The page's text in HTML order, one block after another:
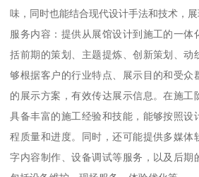
味，同时也能结合现代设计手法和技术，展
服务内容：提供从展馆设计到施工的一体
括前期的策划、主题提炼、创新策划、动
够根据客户的行业特点、展示目的和受众
的展示方案，有效传达展示信息。在施工
具备丰富的施工经验和技能，能够按照设
程质量和进度。同时，还可能提供多媒体
字内容制作、设备调试等服务，以及后期